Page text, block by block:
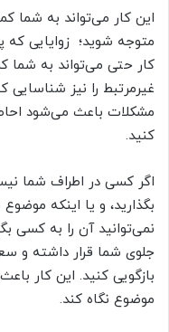
این کار می‌تواند به شما
متوجه شوید؛ زوایایی
کار حتی می‌تواند به
غیرمرتبط را نیز شناسایی
مشکلات باعث می‌شود
کنید.
اگر کسی در اطراف شما
بگذارید، و یا اینکه
نمی‌توانید آن را به کسی
جلوی شما قرار داشته و
بازگویی کنید. این کار
موضوع نگاه کند.